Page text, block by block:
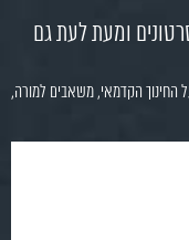
ומעת לעת גם
החינוך הקדמאי, משאבים למורה,